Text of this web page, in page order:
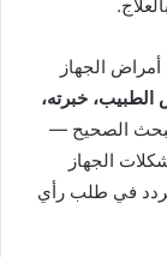
الجهاز
خبرته،
الصحيح —
الجهاز
في طلب رأي